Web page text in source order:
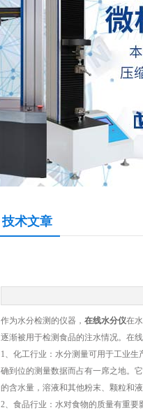
技术文章
作为水分检测的仪器， 在线水分仪在
逐渐被用于检测食品的注水情况。在
1、化工行业：水分测量可用于工业
确到位的测量数据而占有一席之地。
的含水量，溶液和其他粉末、颗粒和液
2、食品行业：水对食物的质量有重要